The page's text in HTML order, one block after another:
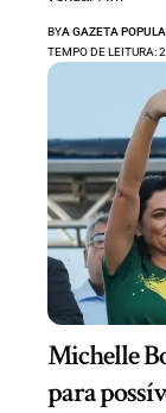
BYA GAZETA
TEMPO DE LEITURA:
Michelle
para